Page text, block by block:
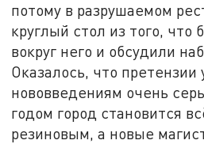
потому в разрушаемом
круглый стол из того, что
вокруг него и обсудили
Оказалось, что претензии
нововведениям очень
годом город становится
резиновым, а новые